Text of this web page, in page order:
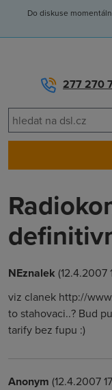
Do diskuse
277 270
NEznalek (12.4.2007
viz clanek http://
to stahovaci..? Bud
tarify bez fupu :)
Anonym (12.4.2007